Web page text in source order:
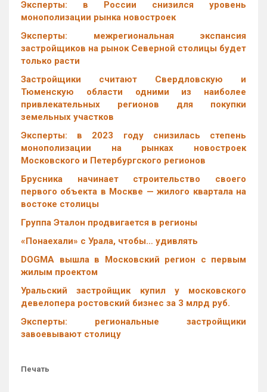
Эксперты: в России снизился уровень
монополизации рынка новостроек
Эксперты: межрегиональная экспансия
застройщиков на рынок Северной столицы будет
только расти
Застройщики считают Свердловскую и
Тюменскую области одними из наиболее
привлекательных регионов для покупки
земельных участков
Эксперты: в 2023 году снизилась степень
монополизации на рынках новостроек
Московского и Петербургского регионов
Брусника начинает строительство своего
первого объекта в Москве — жилого квартала на
востоке столицы
Группа Эталон продвигается в регионы
«Понаехали» с Урала, чтобы… удивлять
DOGMA вышла в Московский регион с первым
жилым проектом
Уральский застройщик купил у московского
девелопера ростовский бизнес за 3 млрд руб.
Эксперты: региональные застройщики
завоевывают столицу
Печать